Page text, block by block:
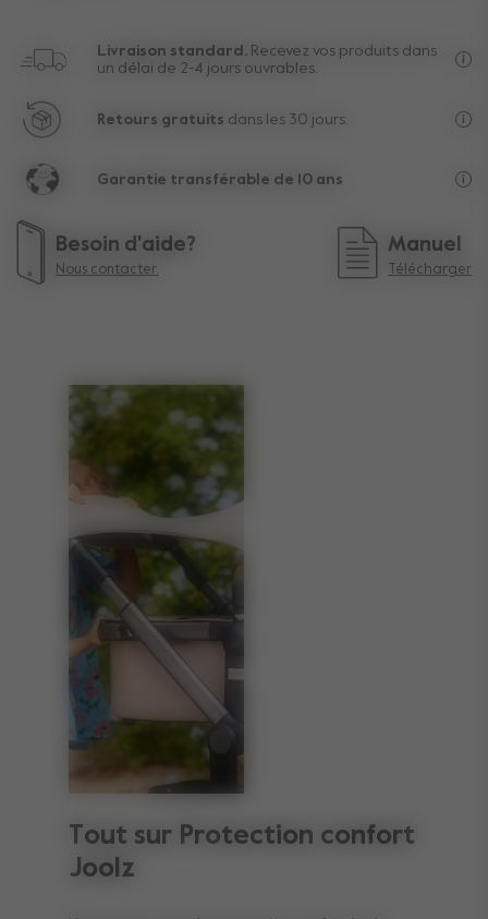
Livraison standard. Recevez vos produits dans
un délai de 2-4 jours ouvrables.
Retours gratuits dans les 30 jours.
Garantie transférable de 10 ans
Besoin d'aide?
Nous contacter.
Manuel
Télécharger
Tout sur Protection confort
Joolz